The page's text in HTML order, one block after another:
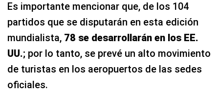
Es importante mencionar que, de los 104
partidos que se disputarán en esta edición
mundialista, 78 se desarrollarán en los EE.
UU.; por lo tanto, se prevé un alto movimiento
de turistas en los aeropuertos de las sedes
oficiales.